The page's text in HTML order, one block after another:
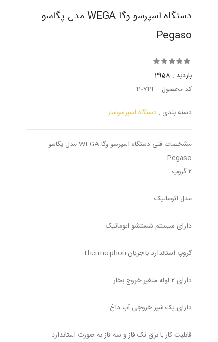
دستگاه اسپرسو وگا WEGA مدل پگاسو
Pegaso
بازدید : 2958
کد محصول : 4074E
دسته بندی : دستگاه اسپرسوساز
مشخصات فنی دستگاه اسپرسو وگا WEGA مدل پگاسو
Pegaso
۲ گروپ
مدل اتوماتیک
دارای سیستم شستشو اتوماتیک
گروپ استاندارد با جریان Thermoiphon
دارای ۲ لوله متغیر خروج بخار
دارای یک شیر خروجی آب داغ
قابلیت کار با برق تک فاز و سه فاز به صورت استاندارد